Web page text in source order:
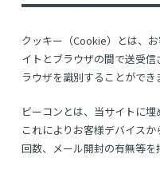
クッキー（Cookie）とは、
イトとブラウザの間で送受
ラウザを識別することができ
ビーコンとは、当サイトに埋
これによりお客様デバイス
回数、メール開封の有無等を